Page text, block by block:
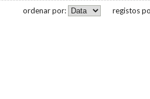
registos
ordenar por: